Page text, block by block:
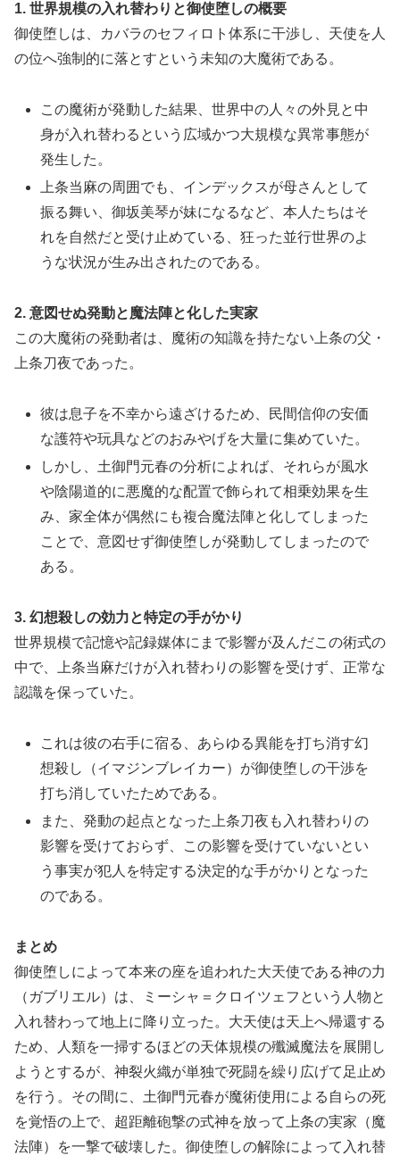
1. 世界規模の入れ替わりと御使堕しの概要
御使堕しは、カバラのセフィロト体系に干渉し、天使を人
の位へ強制的に落とすという未知の大魔術である。
この魔術が発動した結果、世界中の人々の外見と中
身が入れ替わるという広域かつ大規模な異常事態が
発生した。
上条当麻の周囲でも、インデックスが母さんとして
振る舞い、御坂美琴が妹になるなど、本人たちはそ
れを自然だと受け止めている、狂った並行世界のよ
うな状況が生み出されたのである。
2. 意図せぬ発動と魔法陣と化した実家
この大魔術の発動者は、魔術の知識を持たない上条の父・
上条刀夜であった。
彼は息子を不幸から遠ざけるため、民間信仰の安価
な護符や玩具などのおみやげを大量に集めていた。
しかし、土御門元春の分析によれば、それらが風水
や陰陽道的に悪魔的な配置で飾られて相乗効果を生
み、家全体が偶然にも複合魔法陣と化してしまった
ことで、意図せず御使堕しが発動してしまったので
ある。
3. 幻想殺しの効力と特定の手がかり
世界規模で記憶や記録媒体にまで影響が及んだこの術式の
中で、上条当麻だけが入れ替わりの影響を受けず、正常な
認識を保っていた。
これは彼の右手に宿る、あらゆる異能を打ち消す幻
想殺し（イマジンブレイカー）が御使堕しの干渉を
打ち消していたためである。
また、発動の起点となった上条刀夜も入れ替わりの
影響を受けておらず、この影響を受けていないとい
う事実が犯人を特定する決定的な手がかりとなった
のである。
まとめ
御使堕しによって本来の座を追われた大天使である神の力
（ガブリエル）は、ミーシャ＝クロイツェフという人物と
入れ替わって地上に降り立った。大天使は天上へ帰還する
ため、人類を一掃するほどの天体規模の殲滅魔法を展開し
ようとするが、神裂火織が単独で死闘を繰り広げて足止め
を行う。その間に、土御門元春が魔術使用による自らの死
を覚悟の上で、超距離砲撃の式神を放って上条の実家（魔
法陣）を一撃で破壊した。御使堕しの解除によって入れ替